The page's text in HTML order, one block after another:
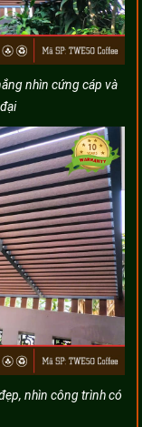
nhìn cứng cáp và
nhìn công trình có